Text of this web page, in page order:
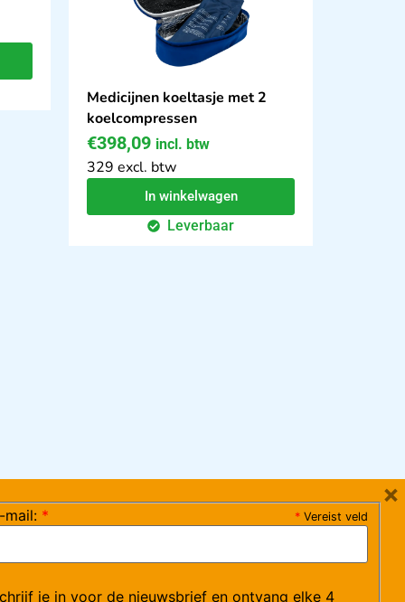
Medicijnen koeltasje met 2
koelcompressen
€398,09 incl. btw
329 excl. btw
In winkelwagen
Leverbaar
08:30-17:15 uur / vrijdag 08:30-16:00 uur)
* Vereist veld
mail: *
je in voor de nieuwsbrief en ontvang elke 4
×